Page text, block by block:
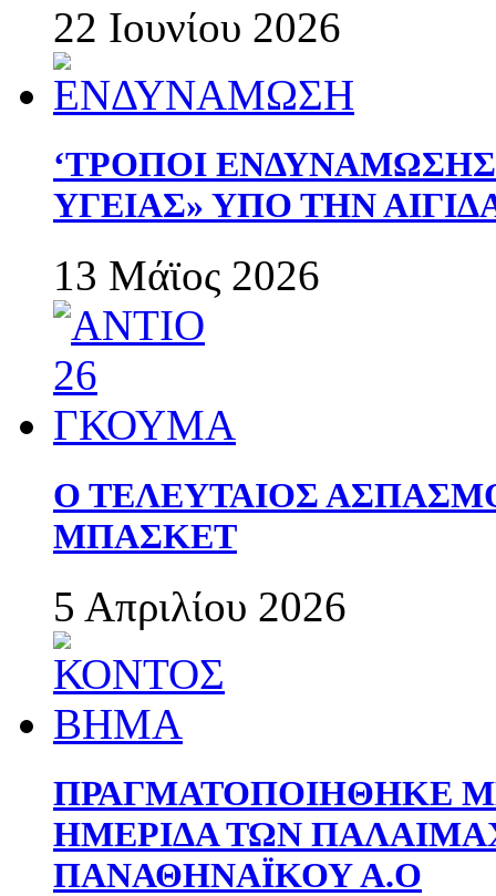
22 Ιουνίου 2026
‘ΤΡΟΠΟΙ
ΥΓΕΙΑΣ» ΥΠΟ ΤΗΝ
13 Μάϊος 2026
Ο ΤΕΛΕΥΤΑΙΟΣ
ΜΠΑΣΚΕΤ
5 Απριλίου 2026
ΠΡΑΓΜΑΤΟΠΟΙΗΘΗΚΕ
ΗΜΕΡΙΔΑ ΤΩΝ
ΠΑΝΑΘΗΝΑΪΚΟΥ Α.Ο